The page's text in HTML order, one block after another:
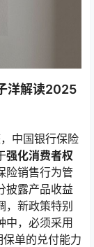
洋解读2025
中国银行保险
强化消费者权
险销售行为管
披露产品收益
，新政策特别
中，必须采用
保单的兑付能力